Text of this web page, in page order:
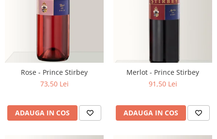
Rose - Prince Stirbey
73,50 Lei
ADAUGA IN COS
Merlot - Prince Stirbey
91,50 Lei
ADAUGA IN COS